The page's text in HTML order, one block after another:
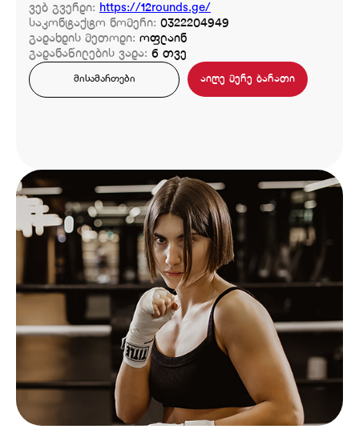
ვებ გვერდი: https://12rounds.ge/
საკონტაქტო ნომერი: 0322204949
გადახდის მეთოდი: ოფლაინ
გადანაწილების ვადა: 6 თვე
მისამართები აიღე მერე ბარათი